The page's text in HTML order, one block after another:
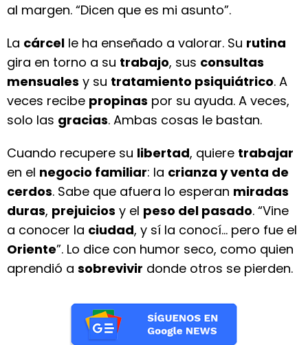
al margen. “Dicen que es mi asunto”.
La cárcel le ha enseñado a valorar. Su rutina
gira en torno a su trabajo, sus consultas
mensuales y su tratamiento psiquiátrico. A
veces recibe propinas por su ayuda. A veces,
solo las gracias. Ambas cosas le bastan.
Cuando recupere su libertad, quiere trabajar
en el negocio familiar: la crianza y venta de
cerdos. Sabe que afuera lo esperan miradas
duras, prejuicios y el peso del pasado. “Vine
a conocer la ciudad, y sí la conocí... pero fue el
Oriente”. Lo dice con humor seco, como quien
aprendió a sobrevivir donde otros se pierden.